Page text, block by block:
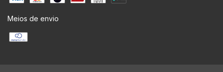
Meios de envio